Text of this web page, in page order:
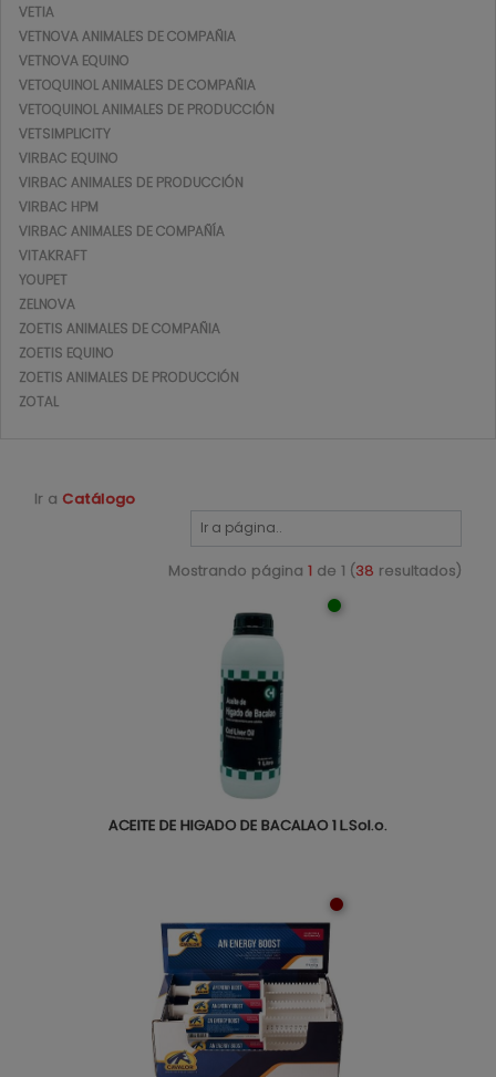
Ir a Catálogo
Mostrando página 1 de 1 (38 resultados)
ACEITE DE HIGADO DE BACALAO 1 L.Sol.o.
VETIA
VETNOVA ANIMALES DE COMPAÑIA
VETNOVA EQUINO
VETOQUINOL ANIMALES DE COMPAÑIA
VETOQUINOL ANIMALES DE PRODUCCIÓN
VETSIMPLICITY
VIRBAC EQUINO
VIRBAC ANIMALES DE PRODUCCIÓN
VIRBAC HPM
VIRBAC ANIMALES DE COMPAÑÍA
VITAKRAFT
YOUPET
ZELNOVA
ZOETIS ANIMALES DE COMPAÑIA
ZOETIS EQUINO
ZOETIS ANIMALES DE PRODUCCIÓN
ZOTAL